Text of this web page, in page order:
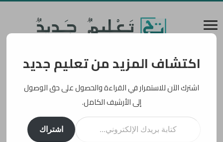
اكتشاف المزيد من تعليم جديد
اشترك الآن للاستمرار في القراءة والحصول على حق الوصول
إلى الأرشيف الكامل.
كتابة بريدك الإلكتروني...
اشتراك